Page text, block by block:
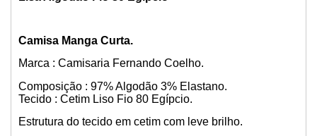
Camisa Manga Curta.
Marca : Camisaria Fernando Coelho.
Composição : 97% Algodão 3% Elastano.
Tecido : Cetim Liso Fio 80 Egípcio.
Estrutura do tecido em cetim com leve brilho.